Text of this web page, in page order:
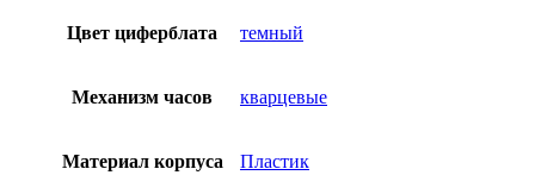
Цвет циферблата темный
Механизм часов кварцевые
Материал корпуса Пластик